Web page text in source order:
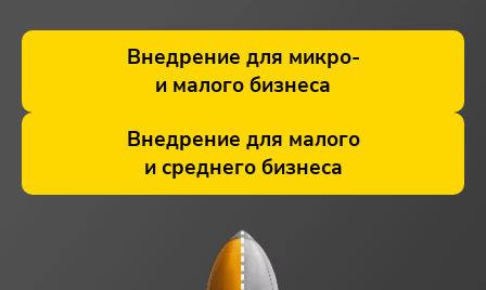
Внедрение для микро-
и малого бизнеса
Внедрение для малого
и среднего бизнеса